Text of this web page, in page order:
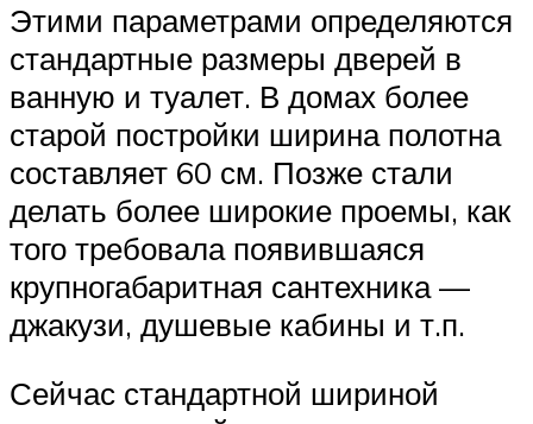
Этими параметрами определяются
стандартные размеры дверей в
ванную и туалет. В домах более
старой постройки ширина полотна
составляет 60 см. Позже стали
делать более широкие проемы, как
того требовала появившаяся
крупногабаритная сантехника —
джакузи, душевые кабины и т.п.
Сейчас стандартной шириной